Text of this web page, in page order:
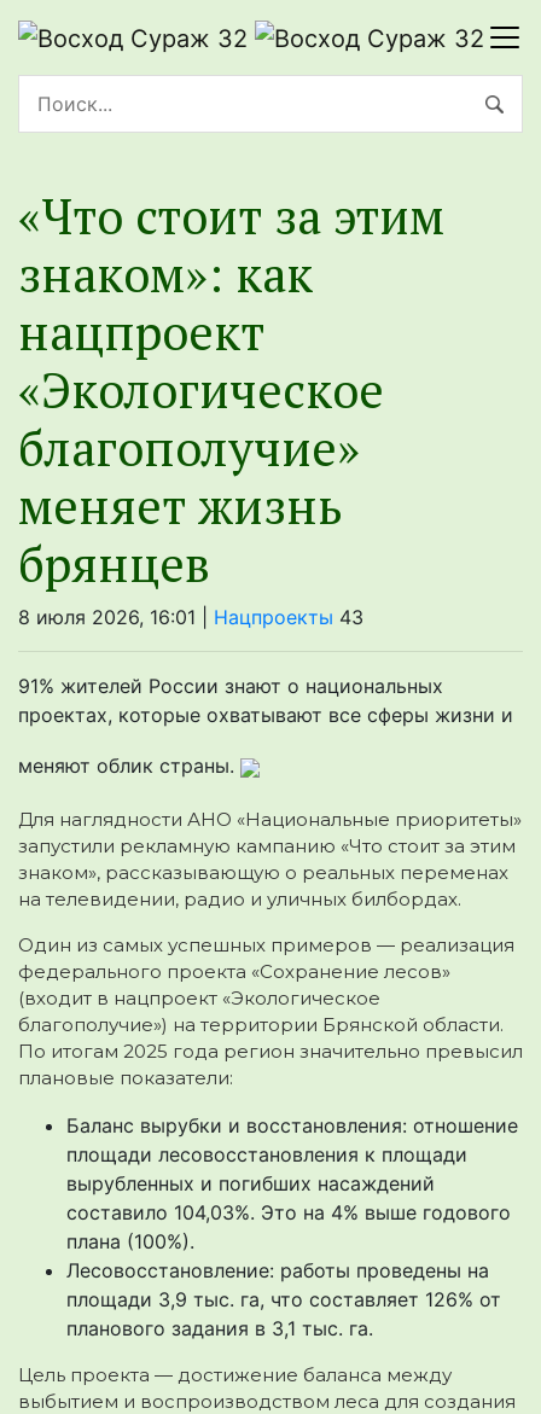
«Что стоит за этим
знаком»: как
нацпроект
«Экологическое
благополучие»
меняет жизнь
брянцев
8 июля 2026, 16:01 | Нацпроекты 43
91% жителей России знают о национальных
проектах, которые охватывают все сферы жизни и
меняют облик страны.
Для наглядности АНО «Национальные приоритеты»
запустили рекламную кампанию «Что стоит за этим
знаком», рассказывающую о реальных переменах
на телевидении, радио и уличных билбордах.
Один из самых успешных примеров — реализация
федерального проекта «Сохранение лесов»
(входит в нацпроект «Экологическое
благополучие») на территории Брянской области.
По итогам 2025 года регион значительно превысил
плановые показатели:
Баланс вырубки и восстановления: отношение
площади лесовосстановления к площади
вырубленных и погибших насаждений
составило 104,03%. Это на 4% выше годового
плана (100%).
Лесовосстановление: работы проведены на
площади 3,9 тыс. га, что составляет 126% от
планового задания в 3,1 тыс. га.
Цель проекта — достижение баланса между
выбытием и воспроизводством леса для создания